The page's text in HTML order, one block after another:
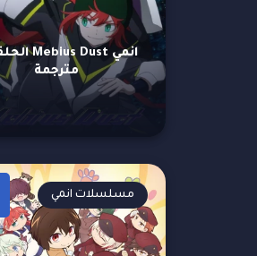
مترجمة
مسلسلات انمي